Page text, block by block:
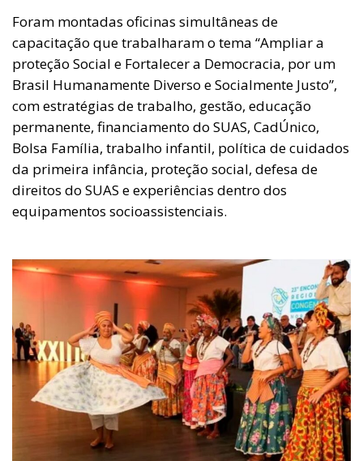
Foram montadas oficinas simultâneas de
capacitação que trabalharam o tema “Ampliar a
proteção Social e Fortalecer a Democracia, por um
Brasil Humanamente Diverso e Socialmente Justo”,
com estratégias de trabalho, gestão, educação
permanente, financiamento do SUAS, CadÚnico,
Bolsa Família, trabalho infantil, política de cuidados
da primeira infância, proteção social, defesa de
direitos do SUAS e experiências dentro dos
equipamentos socioassistenciais.